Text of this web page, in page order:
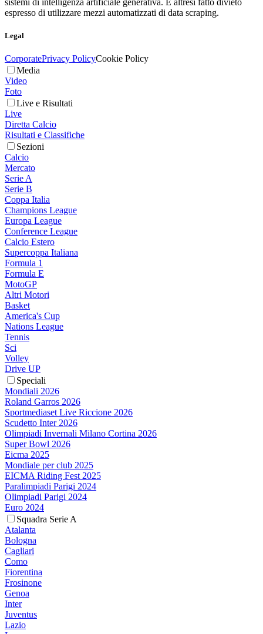
sistemi di intelligenza artificiale generativa. È altresì fatto divieto
espresso di utilizzare mezzi automatizzati di data scraping.
Legal
CorporatePrivacy PolicyCookie Policy
Media
Video
Foto
Live e Risultati
Live
Diretta Calcio
Risultati e Classifiche
Sezioni
Calcio
Mercato
Serie A
Serie B
Coppa Italia
Champions League
Europa League
Conference League
Calcio Estero
Supercoppa Italiana
Formula 1
Formula E
MotoGP
Altri Motori
Basket
America's Cup
Nations League
Tennis
Sci
Volley
Drive UP
Speciali
Mondiali 2026
Roland Garros 2026
Sportmediaset Live Riccione 2026
Scudetto Inter 2026
Olimpiadi Invernali Milano Cortina 2026
Super Bowl 2026
Eicma 2025
Mondiale per club 2025
EICMA Riding Fest 2025
Paralimpiadi Parigi 2024
Olimpiadi Parigi 2024
Euro 2024
Squadra Serie A
Atalanta
Bologna
Cagliari
Como
Fiorentina
Frosinone
Genoa
Inter
Juventus
Lazio